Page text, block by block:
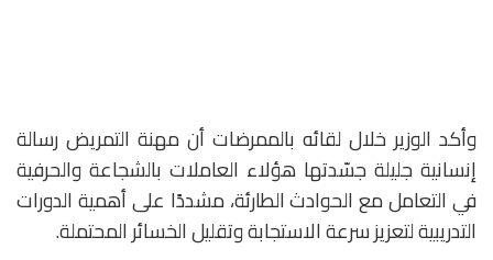
وأكد الوزير خلال لقائه بالممرضات أن مهنة التمريض رسالة
إنسانية جليلة جسّدتها هؤلاء العاملات بالشجاعة والحرفية
في التعامل مع الحوادث الطارئة، مشددًا على أهمية الدورات
التدريبية لتعزيز سرعة الاستجابة وتقليل الخسائر المحتملة.